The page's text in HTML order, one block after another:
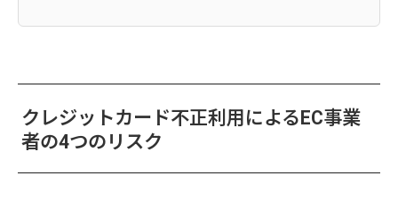
クレジットカード不正利用によるEC事業
者の4つのリスク